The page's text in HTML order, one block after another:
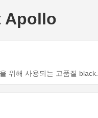
Apollo
위해 사용되는 고품질 black.